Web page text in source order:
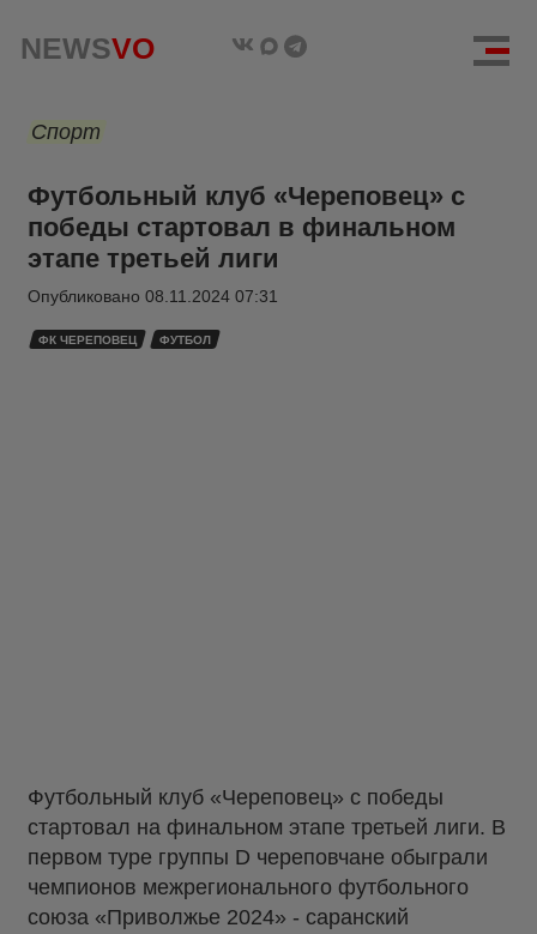
NEWSVO
Спорт
Футбольный клуб «Череповец» с
победы стартовал в финальном
этапе третьей лиги
Опубликовано 08.11.2024 07:31
ФК ЧЕРЕПОВЕЦ ФУТБОЛ
Футбольный клуб «Череповец» с победы
стартовал на финальном этапе третьей лиги. В
первом туре группы D череповчане обыграли
чемпионов межрегионального футбольного
союза «Приволжье 2024» - саранский